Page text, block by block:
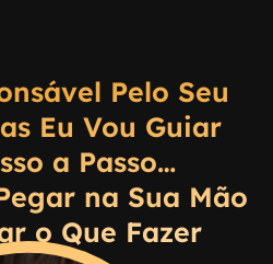
Pelo Seu
Eu Vou Guiar
a Passo…
na Sua Mão
o Que Fazer